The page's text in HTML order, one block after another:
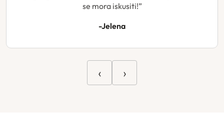
se mora iskusiti!”
-Jelena
‹ ›